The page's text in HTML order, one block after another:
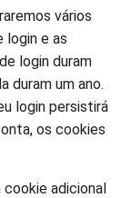
vários
login e as
login duram
duram um ano.
login persistirá
os cookies
adicional